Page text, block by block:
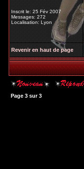
Inscrit le: 25 Fév 2007
Messages: 272
Localisation: Lyon
Revenir en haut de page
Page 3 sur3